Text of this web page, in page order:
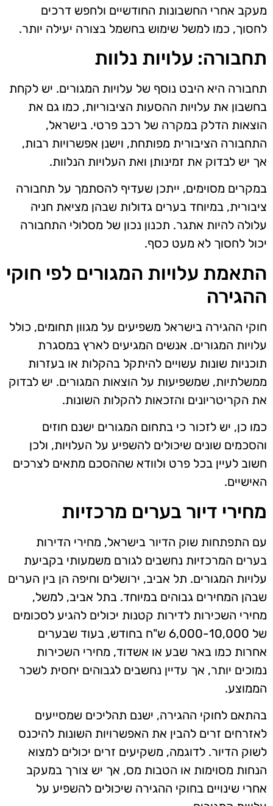
מעקב אחרי החשבונות החודשיים ולחפש דרכים
לחסוך, כמו למשל שימוש בחשמל בצורה יעילה יותר.
תחבורה: עלויות נלוות
תחבורה היא היבט נוסף של עלויות המגורים. יש לקחת
בחשבון את עלויות ההסעות הציבוריות, כמו גם את
הוצאות הדלק במקרה של רכב פרטי. בישראל,
התחבורה הציבורית מפותחת, וישנן אפשרויות רבות,
אך יש לבדוק את זמינותן ואת העלויות הנלוות.
במקרים מסוימים, ייתכן שעדיף להסתמך על תחבורה
ציבורית, במיוחד בערים גדולות שבהן מציאת חניה
עלולה להיות אתגר. תכנון נכון של מסלולי התחבורה
יכול לחסוך לא מעט כסף.
התאמת עלויות המגורים לפי חוקי
ההגירה
חוקי ההגירה בישראל משפיעים על מגוון תחומים, כולל
עלויות המגורים. אנשים המגיעים לארץ במסגרת
תוכניות שונות עשויים להיתקל בהקלות או בעזרות
ממשלתיות, שמשפיעות על הוצאות המגורים. יש לבדוק
את הקריטריונים והזכאות להקלות השונות.
כמו כן, יש לזכור כי בתחום המגורים ישנם חוזים
והסכמים שונים שיכולים להשפיע על העלויות, ולכן
חשוב לעיין בכל פרט ולוודא שההסכם מתאים לצרכים
האישיים.
מחירי דיור בערים מרכזיות
עם התפתחות שוק הדיור בישראל, מחירי הדירות
בערים המרכזיות נחשבים לגורם משמעותי בקביעת
עלויות המגורים. תל אביב, ירושלים וחיפה הן בין הערים
שבהן המחירים גבוהים במיוחד. בתל אביב, למשל,
מחירי השכירות לדירות קטנות יכולים להגיע לסכומים
של 6,000-10,000 ש"ח בחודש, בעוד שבערים
אחרות כמו באר שבע או אשדוד, מחירי השכירות
נמוכים יותר, אך עדיין נחשבים לגבוהים יחסית לשכר
הממוצע.
בהתאם לחוקי ההגירה, ישנם תהליכים שמסייעים
לאזרחים זרים להבין את האפשרויות השונות להיכנס
לשוק הדיור. לדוגמה, משקיעים זרים יכולים למצוא
הנחות מסוימות או הטבות מס, אך יש צורך במעקב
אחרי שינויים בחוקי ההגירה שיכולים להשפיע על